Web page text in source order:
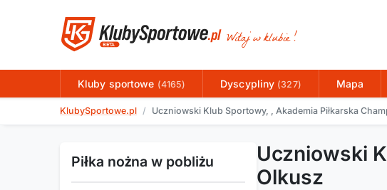
Kluby sportowe (4165) Dyscypliny (327) Mapa
KlubySportowe.pl Uczniowski Klub Sportowy, , Akademia Piłkarska
Uczniowski
Olkusz
Piłka nożna w pobliżu